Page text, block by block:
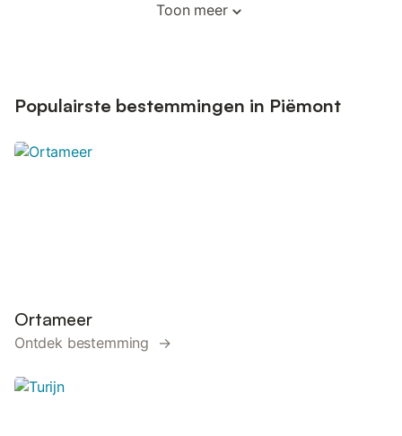
Toon meer
Populairste bestemmingen in Piëmont
Ortameer
Ontdek bestemming →